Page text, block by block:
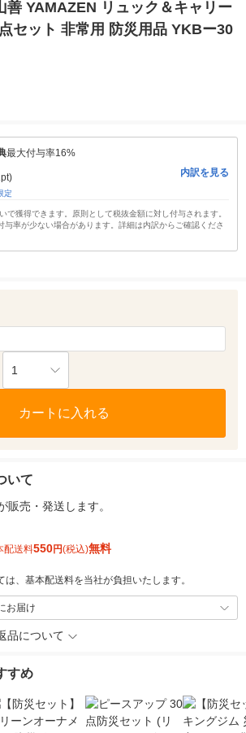
善 YAMAZEN リュック＆キャリー
セット 非常用 防災用品 YKBー30
最大付与率16%
定
内訳を見る
で獲得できます。原則として税抜金額に対し付与されます。
与率が少ない場合があります。詳細は内訳からご確認くださ
1
カートに入れる
いて
販売・発送します。
配送料550円(税込)無料
、基本配送料を当社が負担いたします。
お届け
品について
すめ